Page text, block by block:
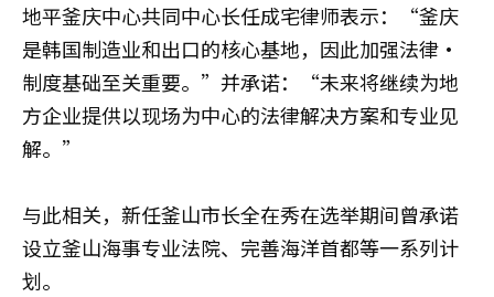
地平釜庆中心共同中心长任成宅律师表示：“釜庆
是韩国制造业和出口的核心基地，因此加强法律·
制度基础至关重要。”并承诺：“未来将继续为地
方企业提供以现场为中心的法律解决方案和专业见
解。”
与此相关，新任釜山市长全在秀在选举期间曾承诺
设立釜山海事专业法院、完善海洋首都等一系列计
划。